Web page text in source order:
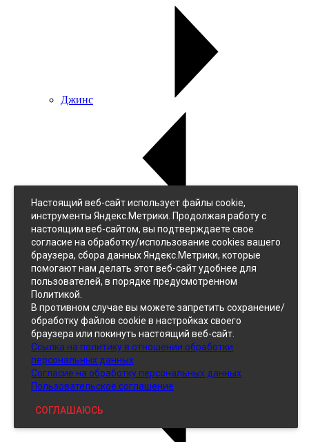
Джинс
Джинс
Однотонный
Принтованный
Кожзам
Настоящий веб-сайт использует файлы cookie,
инструменты Яндекс.Метрики. Продолжая работу с
настоящим веб-сайтом, вы подтверждаете свое
согласие на обработку/использование cookies вашего
браузера, сбора данных Яндекс.Метрики, которые
помогают нам делать этот веб-сайт удобнее для
пользователей, в порядке предусмотренном
Политикой.
В противном случае вы можете запретить сохранение/
обработку файлов cookie в настройках своего
браузера или покинуть настоящий веб-сайт.
Ссылка на политику в отношении обработки
персональных данных
Согласие на обработку персональных данных
Пользовательское соглашение
СОГЛАШАЮСЬ